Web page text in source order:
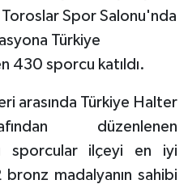
Spor Salonu'nda
Türkiye
430 sporcu katıldı.
arasında Türkiye Halter
düzenlenen
sporcular ilçeyi en iyi
madalyanın sahibi